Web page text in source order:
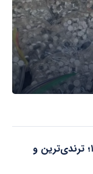
۱۵ مدل مانتو ۱۴۰۴؛ ترندی‌ترین و